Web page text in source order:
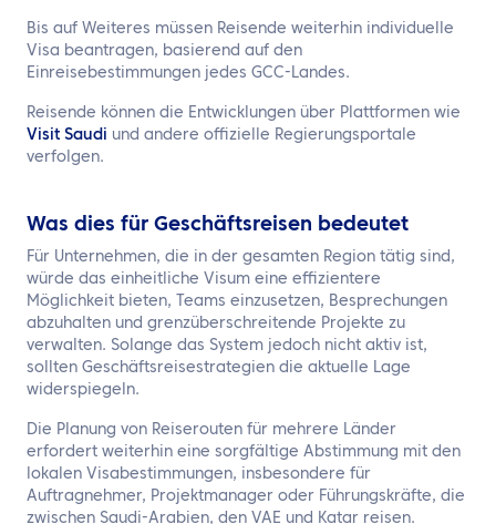
Bis auf Weiteres müssen Reisende weiterhin individuelle
Visa beantragen, basierend auf den
Einreisebestimmungen jedes GCC-Landes.
Reisende können die Entwicklungen über Plattformen wie
Visit Saudi und andere offizielle Regierungsportale
verfolgen.
Was dies für Geschäftsreisen bedeutet
Für Unternehmen, die in der gesamten Region tätig sind,
würde das einheitliche Visum eine effizientere
Möglichkeit bieten, Teams einzusetzen, Besprechungen
abzuhalten und grenzüberschreitende Projekte zu
verwalten. Solange das System jedoch nicht aktiv ist,
sollten Geschäftsreisestrategien die aktuelle Lage
widerspiegeln.
Die Planung von Reiserouten für mehrere Länder
erfordert weiterhin eine sorgfältige Abstimmung mit den
lokalen Visabestimmungen, insbesondere für
Auftragnehmer, Projektmanager oder Führungskräfte, die
zwischen Saudi-Arabien, den VAE und Katar reisen.